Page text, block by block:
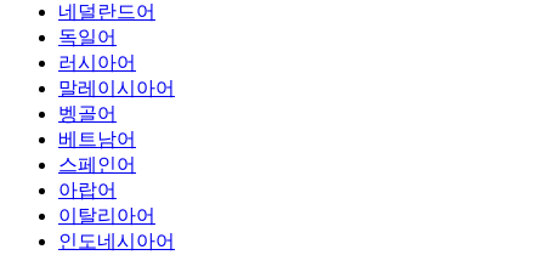
네덜란드어
독일어
러시아어
말레이시아어
벵골어
베트남어
스페인어
아랍어
이탈리아어
인도네시아어